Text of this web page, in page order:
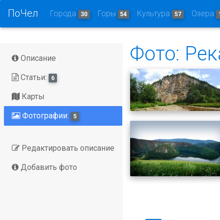
ПоЧел Города 30 Горы 54 Культура 57 Озера
Описание
Статьи: 6
Карты
Фотографии: 5
Редактировать описание
Добавить фото
Фото: